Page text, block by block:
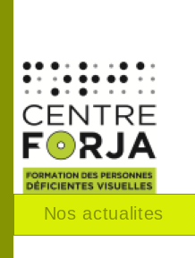
Nos actualites